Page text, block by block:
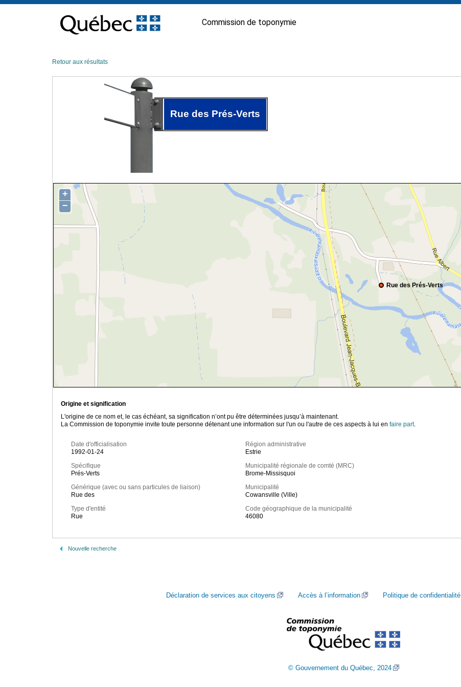
contenu
Commission de toponymie
Retour aux résultats
Rue des Prés-Verts
Rue des Prés-Verts
+
−
Origine et signification
L'origine de ce nom et, le cas échéant, sa signification n’ont pu être déterminées jusqu’à maintenant.
La Commission de toponymie invite toute personne détenant une information sur l'un ou l'autre de ces aspects à lui en faire part.
Date d'officialisation
1992-01-24
Spécifique
Prés-Verts
Générique (avec ou sans particules de liaison)
Rue des
Type d'entité
Rue
Région administrative
Estrie
Municipalité régionale de comté (MRC)
Brome-Missisquoi
Municipalité
Cowansville (Ville)
Code géographique de la municipalité
46080
Nouvelle recherche
Déclaration de services aux citoyens Accès à l’information Politique de confidentialité
© Gouvernement du Québec, 2024